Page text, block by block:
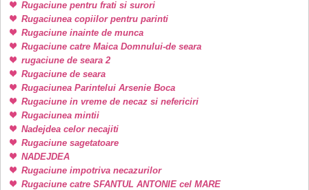
Rugaciune pentru frati si surori
Rugaciunea copiilor pentru parinti
Rugaciune inainte de munca
Rugaciune catre Maica Domnului-de seara
rugaciune de seara 2
Rugaciune de seara
Rugaciunea Parintelui Arsenie Boca
Rugaciune in vreme de necaz si nefericiri
Rugaciunea mintii
Nadejdea celor necajiti
Rugaciune sagetatoare
NADEJDEA
Rugaciune impotriva necazurilor
Rugaciune catre SFANTUL ANTONIE cel MARE